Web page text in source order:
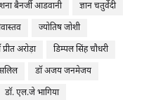
बैनर्जी आडवानी
ज्ञान चतुर्वेदी
ज्योतिष जोशी
प्रीत अरोड़ा
डिम्पल सिंह चौधरी
डॉ अजय जनमेजय
डॉ. एल.जे भागिया